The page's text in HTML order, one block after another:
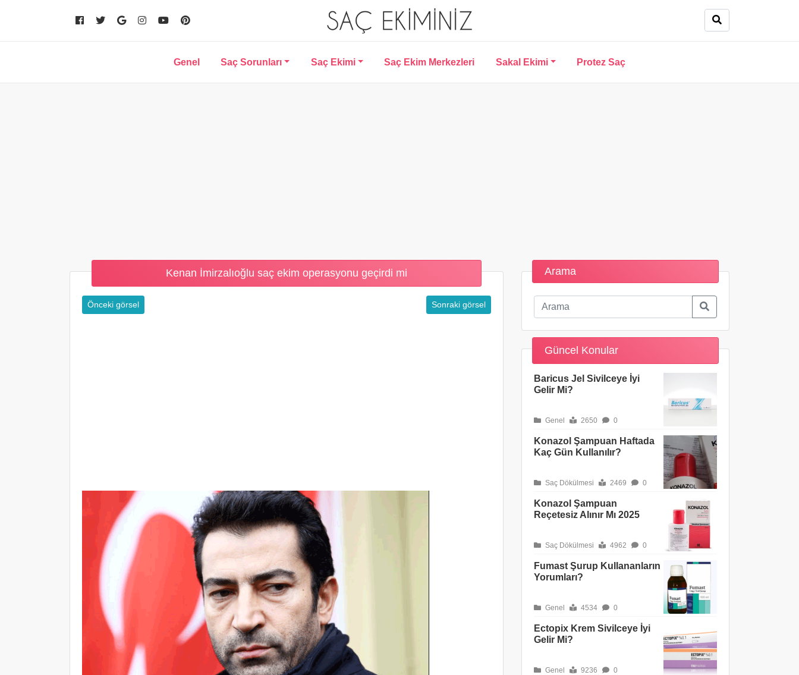
Genel Saç Sorunları Saç Ekimi Saç Ekim Merkezleri Sakal Ekimi Protez Saç
Kenan İmirzalıoğlu saç ekim operasyonu geçirdi mi
Önceki görsel Sonraki görsel
Arama
Güncel Konular
Baricus Jel Sivilceye İyi
Gelir Mi?
Genel 2650 0
Konazol Şampuan Haftada
Kaç Gün Kullanılır?
Saç Dökülmesi 2469 0
Konazol Şampuan
Reçetesiz Alınır Mı 2025
Saç Dökülmesi 4962 0
Fumast Şurup Kullananların
Yorumları?
Genel 4534 0
Ectopix Krem Sivilceye İyi
Gelir Mi?
Genel 9236 0